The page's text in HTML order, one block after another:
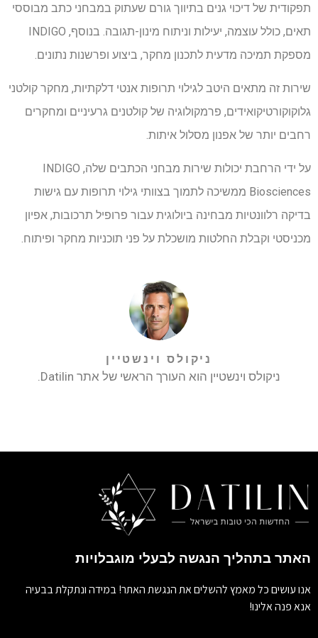
תפקודית של דיכוי גנים בתיווך גורם שעתוק במבחני כתב מבוססי
תאים, כולל עוצמה, יעילות וניתוח מינון-תגובה. בנוסף, INDIGO
מספקת תמיכה מדעית לתכנון מחקר, ביצוע ופרשנות נתונים.
שירות זה מתאים היטב לגילוי תרופות אנטי דלקתיות, מחקר קולטני
גלוקוקורטיקואידים, פרמקולוגיה של קולטנים גרעיניים ומחקרים
רחבים יותר של אפנון מסלול איתות.
על ידי הרחבת יכולות שירות מבחני הכתבים שלה, INDIGO
Biosciences ממשיכה לתמוך בצוותי גילוי תרופות עם גישות
בדיקה רלוונטיות מבחינה ביולוגית עבור פרופיל תרכובות, אפיון
מכניסטי וקבלת החלטות מושכלת על פני תוכניות מחקר ופיתוח.
ניקולס וינשטיין
ניקולס וינשטיין הוא העורך הראשי של אתר Datilin.
האתר בתהליך הנגשה לבעלי מוגבלויות
אנו עושים כל מאמץ להשלים את הנגשת האתר! במידה ונתקלת בבעיה
אנא פנה אלינו!